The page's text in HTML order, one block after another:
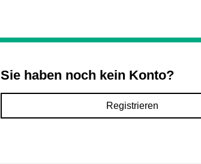
Sie haben noch kein Konto?
Registrieren